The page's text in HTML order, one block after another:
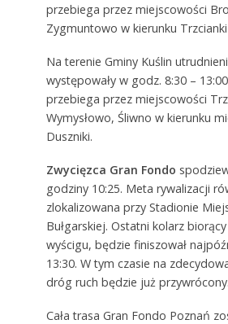
przebiega przez miejscowości
Zygmuntowo w kierunku
Na terenie Gminy Kuślin
występowały w godz. 8:30 –
przebiega przez miejscowości
Wymysłowo, Śliwno w kierunku
Duszniki.
Zwycięzca Gran Fondo
godziny 10:25. Meta rywalizacji
zlokalizowana przy Stadionie
Bułgarskiej. Ostatni kolarz biorący
wyścigu, będzie finiszował
13:30. W tym czasie na
dróg ruch będzie już przywrócony.
Cała trasa Gran Fondo Poznań